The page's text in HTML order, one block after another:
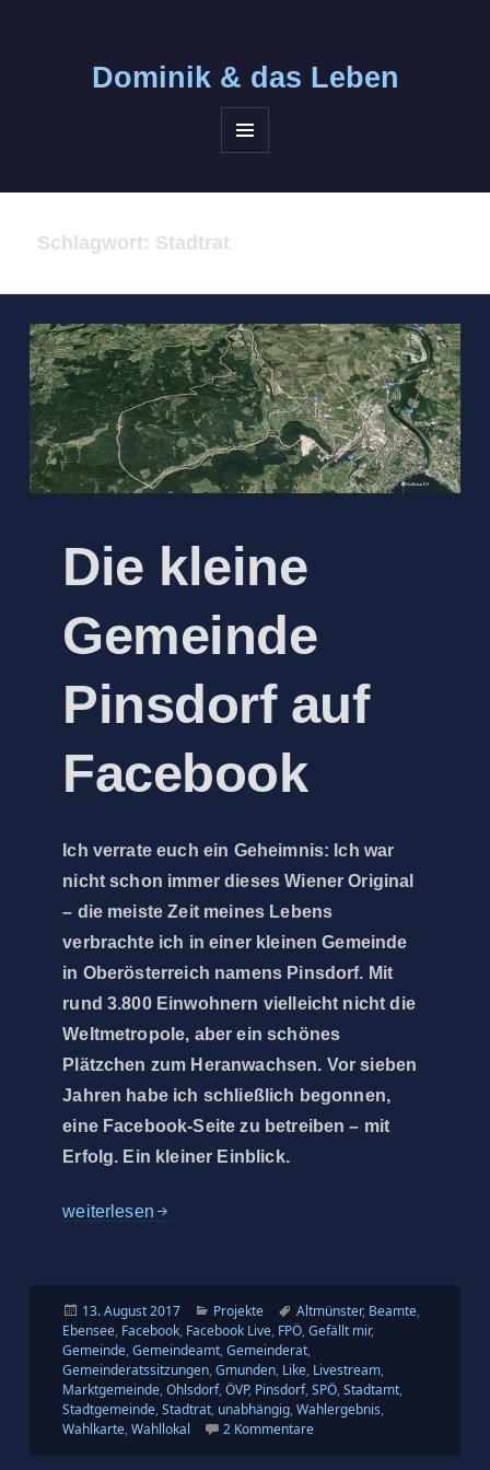
Dominik & das Leben
WIDGETS
Schlagwort: Stadtrat
Die kleine
Gemeinde
Pinsdorf auf
Facebook
Ich verrate euch ein Geheimnis: Ich war
nicht schon immer dieses Wiener Original
– die meiste Zeit meines Lebens
verbrachte ich in einer kleinen Gemeinde
in Oberösterreich namens Pinsdorf. Mit
rund 3.800 Einwohnern vielleicht nicht die
Weltmetropole, aber ein schönes
Plätzchen zum Heranwachsen. Vor sieben
Jahren habe ich schließlich begonnen,
eine Facebook-Seite zu betreiben – mit
Erfolg. Ein kleiner Einblick.
Die kleine Gemeinde Pinsdorf auf Facebook
weiterlesen
Veröffentlicht
am
13. August 2017 Kategorien
Projekte Schlagwörter
Altmünster, Beamte,
Ebensee, Facebook, Facebook Live, FPÖ,Gefällt mir,
Gemeinde,Gemeindeamt,Gemeinderat,
Gemeinderatssitzungen,Gmunden, Like, Livestream,
Marktgemeinde,Ohlsdorf,ÖVP, Pinsdorf,SPÖ,Stadtamt,
Stadtgemeinde,Stadtrat, unabhängig,Wahlergebnis,
Wahlkarte,Wahllokal 2 Kommentarezu Die kleine Gemeinde